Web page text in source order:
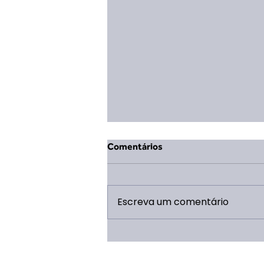
Publicada a parceria para a
Comentários
Escreva um comentário